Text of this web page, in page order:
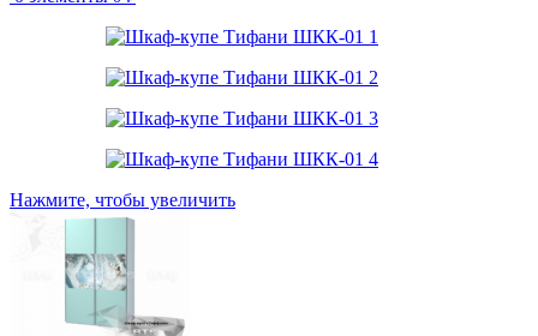
Нажмите, чтобы увеличить